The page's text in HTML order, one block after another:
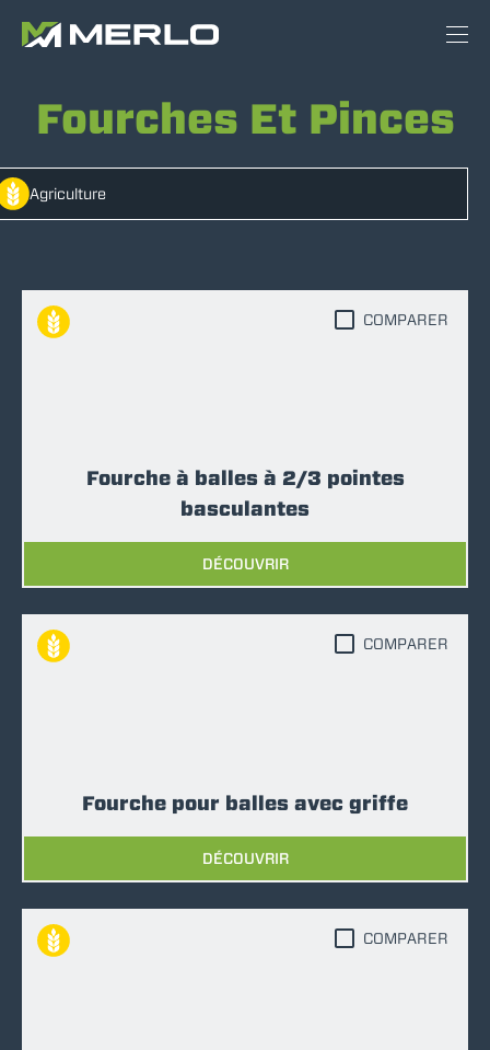
Fourches Et Pinces
Agriculture
Fourche à balles à 2/3 pointes
basculantes
DÉCOUVRIR
COMPARER
Fourche pour balles avec griffe
DÉCOUVRIR
COMPARER
COMPARER